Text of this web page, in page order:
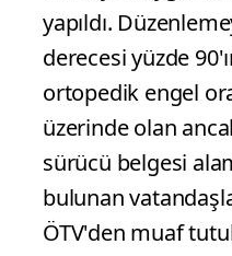
yapıldı.
derecesi yüzde
ortopedik engel
üzerinde olan
sürücü belgesi
bulunan
ÖTV'den muaf